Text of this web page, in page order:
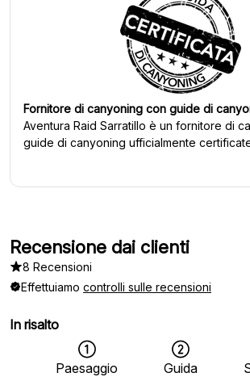
Fornitore di canyoning con guide di
Aventura Raid Sarratillo è un fornitore di
guide di canyoning ufficialmente
Recensione dai clienti
8 Recensioni
Effettuiamo controlli sulle recensioni
In risalto
Paesaggio Guida